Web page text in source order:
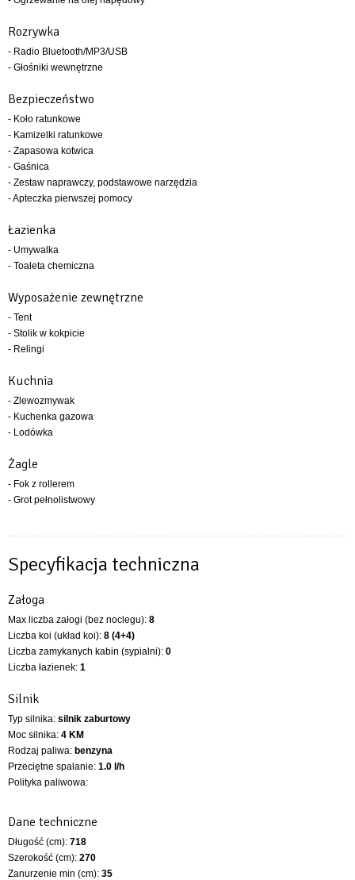
Rozrywka
- Radio Bluetooth/MP3/USB
- Głośniki wewnętrzne
Bezpieczeństwo
- Koło ratunkowe
- Kamizelki ratunkowe
- Zapasowa kotwica
- Gaśnica
- Zestaw naprawczy, podstawowe narzędzia
- Apteczka pierwszej pomocy
Łazienka
- Umywalka
- Toaleta chemiczna
Wyposażenie zewnętrzne
- Tent
- Stolik w kokpicie
- Relingi
Kuchnia
- Zlewozmywak
- Kuchenka gazowa
- Lodówka
Żagle
- Fok z rollerem
- Grot pełnolistwowy
Specyfikacja techniczna
Załoga
Max liczba załogi (bez noclegu): 8
Liczba koi (układ koi): 8 (4+4)
Liczba zamykanych kabin (sypialni): 0
Liczba łazienek: 1
Silnik
Typ silnika: silnik zaburtowy
Moc silnika: 4 KM
Rodzaj paliwa: benzyna
Przeciętne spalanie: 1.0 l/h
Polityka paliwowa:
Dane techniczne
Długość (cm): 718
Szerokość (cm): 270
Zanurzenie min (cm): 35